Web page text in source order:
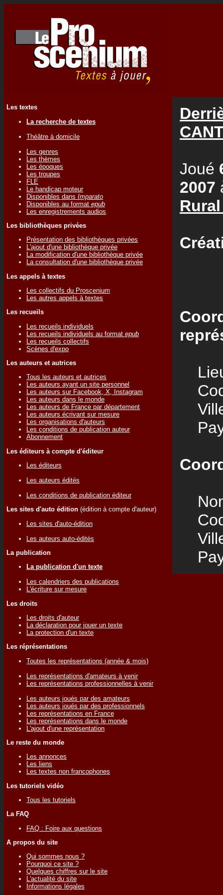
Les textes
La recherche de textes
Théâtre à domicile
Les genres
Les thèmes
Les époques
Les troupes
FLE
Le handicap moteur
Disponibles dans Imparato
Disponibles au format epub
Les enregistrements audios
Les bibliothèques privées
Présentation des bibliothèques privées
L'ajout d'une bibliothèque privée
La modification d'une bibliothèque privée
La consultation d'une bibliothèque privée
Les appels à textes
Les collectifs du Proscenium
Les autres appels à textes
Les recueils
Les recueils individuels
Les recueils individuels au format epub
Les recueils collectifs
Scènes d'expo
Les auteurs et autrices
Tous les auteurs et autrices
Les auteurs ayant un site personnel
Les auteurs sur Facebook, X, Instagram
Les auteurs dans le monde
Les auteurs de France par département
Les auteurs écrivant sur mesure
Les organisations d'auteurs
Les conditions de publication auteur
Abonnement
Les éditeurs à compte d'éditeur
Les éditeurs
Les auteurs édités
Les conditions de publication éditeur
Les sites d'auto édition (édition à compte d'auteur)
Les sites d'auto-édition
Les auteurs auto-édités
La publication
La publication d'un texte
Les calendriers des publications
L'écriture sur mesure
Les droits
Les droits d'auteur
La déclaration pour jouer un texte
La protection d'un texte
Les réprésentations
Toutes les représentations (année & mois)
Les représentations d'amateurs à venir
Les représentations professionnelles à venir
Les auteurs joués par des amateurs
Les auteurs joués par des professionnels
Les représentations en France
Les représentations dans le monde
L'ajout d'une représentation
Le reste du monde
Les annonces
Les liens
Les textes non francophones
Les tutoriels vidéo
Tous les tutoriels
La FAQ
FAQ : Foire aux questions
A propos du site
Qui sommes nous ?
Pourquoi ce site ?
Quelques chiffres sur le site
L'actualité du site
Informations légales
Joué
2007